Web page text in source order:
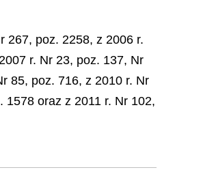
267, poz. 2258, z 2006 r.
r. Nr 23, poz. 137, Nr
85, poz. 716, z 2010 r. Nr
oraz z 2011 r. Nr 102,